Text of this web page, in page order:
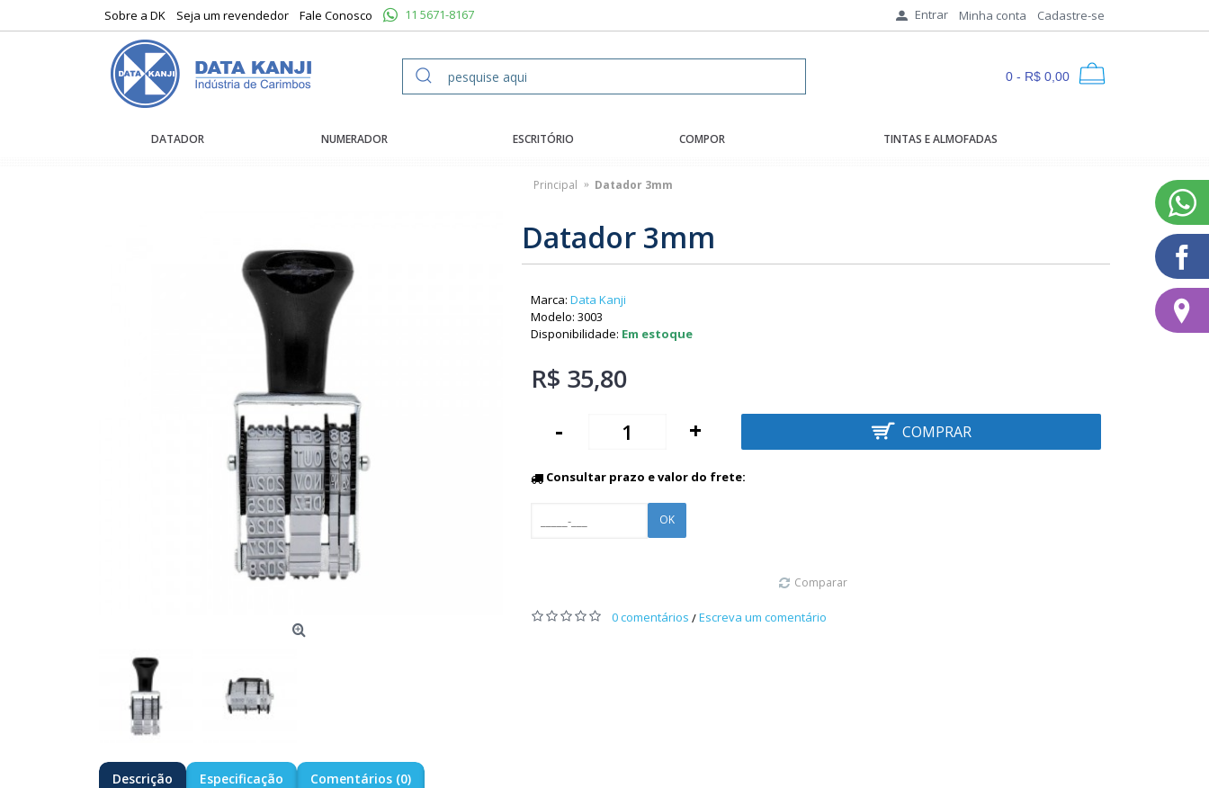
Sobre a DK Seja um revendedor Fale Conosco 11 5671-8167 Entrar Minha conta Cadastre-se
0 - R$ 0,00
DATADOR NUMERADOR ESCRITÓRIO COMPOR TINTAS E ALMOFADAS
Principal Datador 3mm
Datador 3mm
Marca: Data Kanji
Modelo: 3003
Disponibilidade: Em estoque
R$ 35,80
- + COMPRAR
Consultar prazo e valor do frete:
OK
Comparar
0 comentários /Escreva um comentário
Descrição Especificação Comentários (0)